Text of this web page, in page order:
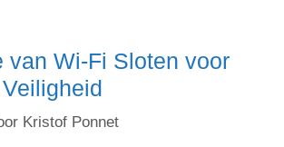
van Wi-Fi Sloten voor
Kristof Ponnet